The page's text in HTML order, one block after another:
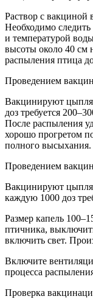
Раствор с вакциной
Необходимо
и температурой
высоты около 40 см
распыления птица
Проведением
Вакцинируют
доз требуется
После распыления
хорошо прогретом
полного высыхания.
Проведением
Вакцинируют
каждую 1000 доз
Размер капель
птичника,
включить свет.
Включите
процесса
Проверка